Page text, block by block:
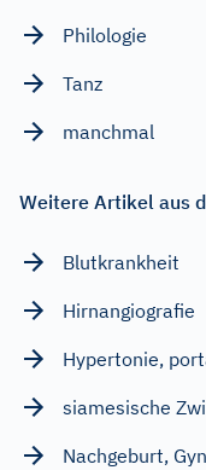
Philologie
Tanz
manchmal
Weitere Artikel aus
Blutkrankheit
Hirnangiografie
Hypertonie,
siamesische
Nachgeburt,